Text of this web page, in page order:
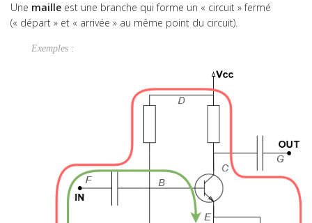
Une maille est une branche qui forme un « circuit » fermé
(« départ » et « arrivée » au même point du circuit).
Exemples :